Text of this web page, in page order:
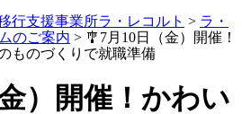
行支援事業所ラ・レコルト > ラ・
のご案内 > 🎐7月10日（金）開催！
ものづくりで就職準備
）開催！かわい